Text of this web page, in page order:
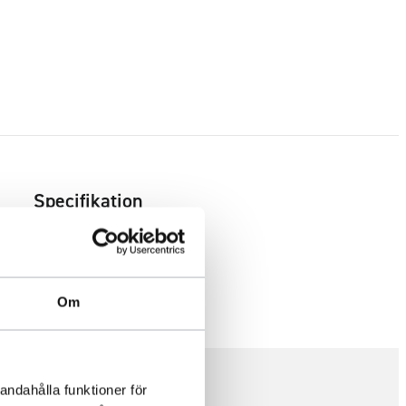
Om
funktioner för
Specifikation